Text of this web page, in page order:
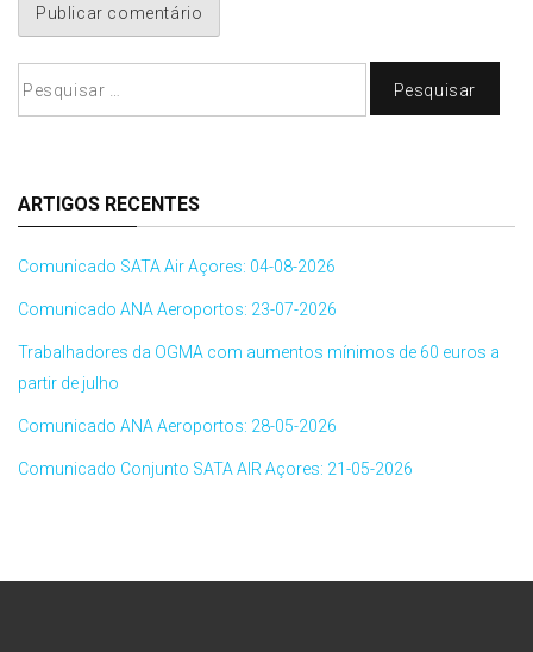
ARTIGOS RECENTES
Comunicado SATA Air Açores: 04-08-2026
Comunicado ANA Aeroportos: 23-07-2026
Trabalhadores da OGMA com aumentos mínimos de 60 euros a
partir de julho
Comunicado ANA Aeroportos: 28-05-2026
Comunicado Conjunto SATA AIR Açores: 21-05-2026